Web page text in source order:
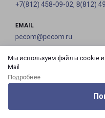
Мы используем файлы cookie и
Mail
Подробнее
+7(812) 458-09-02, 8(812)
EMAIL
pecom@pecom.ru
ГРАФИК РАБОТЫ